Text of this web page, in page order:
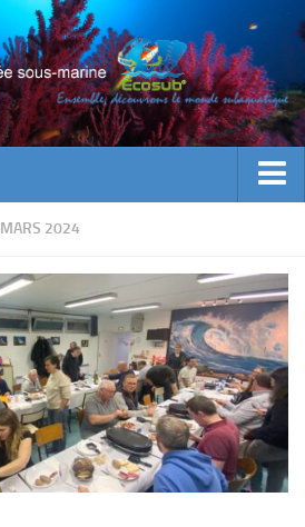
MARS 2024